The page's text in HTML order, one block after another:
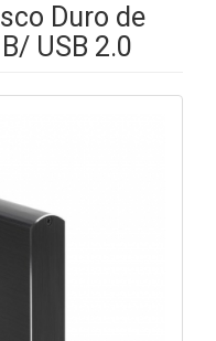
Duro de
USB 2.0